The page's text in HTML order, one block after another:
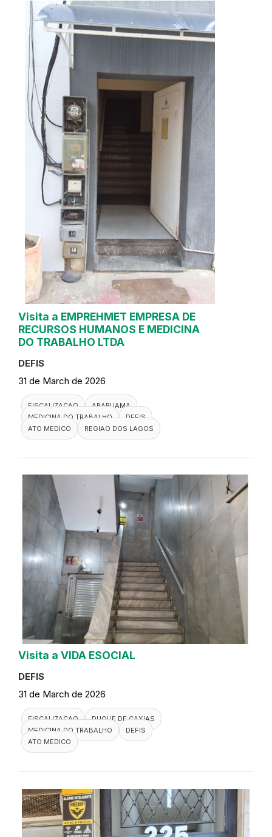
Visita a EMPREHMET EMPRESA DE
RECURSOS HUMANOS E MEDICINA
DO TRABALHO LTDA
DEFIS
31 de March de 2026
FISCALIZACAO
ARARUAMA
MEDICINA DO TRABALHO
DEFIS
ATO MEDICO
REGIAO DOS LAGOS
Visita a VIDA ESOCIAL
DEFIS
31 de March de 2026
FISCALIZACAO
DUQUE DE CAXIAS
MEDICINA DO TRABALHO
DEFIS
ATO MEDICO